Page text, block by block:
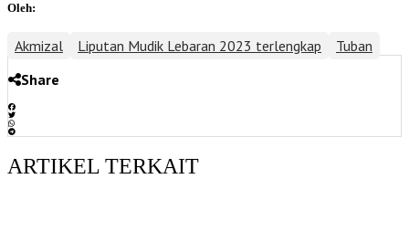
Oleh:
Akmizal Liputan Mudik Lebaran 2023 terlengkap
Tuban
Share
ARTIKEL TERKAIT